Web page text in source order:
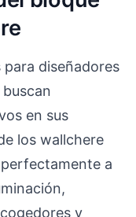
para diseñadores
en sus
los wallchere
a
y